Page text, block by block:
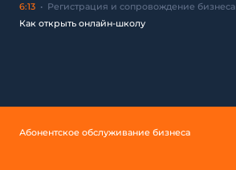
6:13
Регистрация и сопровождение бизнеса
Как открыть онлайн-школу
Абонентское обслуживание бизнеса